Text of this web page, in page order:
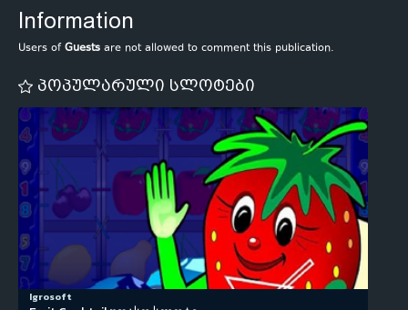
Information
Users ofGuests are not allowed to comment this publication.
პოპულარული სლოტები
Igrosoft